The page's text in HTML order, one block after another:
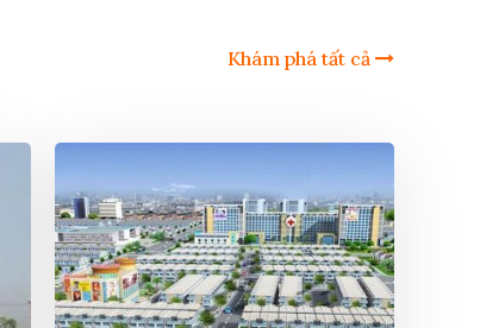
Khám phá tất cả